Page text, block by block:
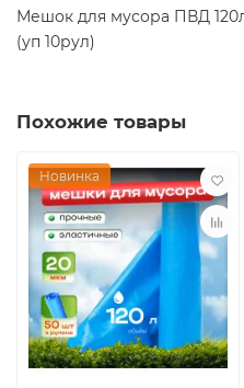
Мешок для мусора ПВД
(уп 10рул)
Похожие товары
Новинка